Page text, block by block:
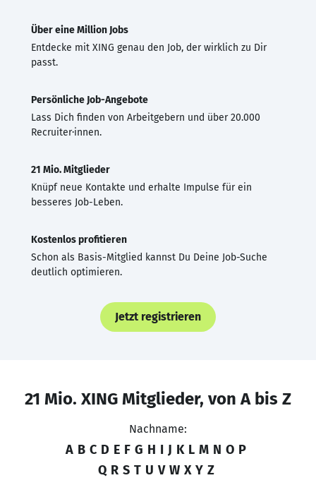
Über eine Million Jobs
Entdecke mit XING genau den Job, der wirklich zu Dir
passt.
Persönliche Job-Angebote
Lass Dich finden von Arbeitgebern und über 20.000
Recruiter·innen.
21 Mio. Mitglieder
Knüpf neue Kontakte und erhalte Impulse für ein
besseres Job-Leben.
Kostenlos profitieren
Schon als Basis-Mitglied kannst Du Deine Job-Suche
deutlich optimieren.
Jetzt registrieren
21 Mio. XING Mitglieder, von A bis Z
Nachname:
A B C D E F G H I J K L M N O P
Q R S T U V W X Y Z